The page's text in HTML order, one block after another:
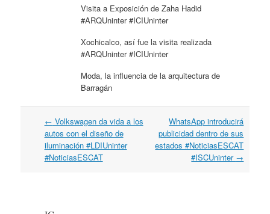
Visita a Exposición de Zaha Hadid
#ARQUninter #ICIUninter
Xochicalco, así fue la visita realizada
#ARQUninter #ICIUninter
Moda, la influencia de la arquitectura de
Barragán
Post navigation
← Volkswagen da vida a los
autos con el diseño de
iluminación #LDIUninter
#NoticiasESCAT
WhatsApp introducirá
publicidad dentro de sus
estados #NoticiasESCAT
#ISCUninter →